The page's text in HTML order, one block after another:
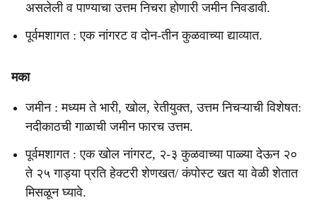
असलेली व पाण्याचा उत्तम निचरा होणारी जमीन निवडावी.
पूर्वमशागत : एक नांगरट व दोन-तीन कुळवाच्या द्याव्यात.
मका
जमीन : मध्यम ते भारी, खोल, रेतीयुक्त, उत्तम निचऱ्याची विशेषत:
नदीकाठची गाळाची जमीन फारच उत्तम.
पूर्वमशागत : एक खोल नांगरट, २-३ कुळवाच्या पाळ्या देऊन २०
ते २५ गाड्या प्रति हेक्टरी शेणखत/ कंपोस्ट खत या वेळी शेतात
मिसळून घ्यावे.